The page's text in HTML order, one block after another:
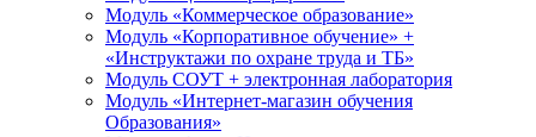
Модуль «Коммерческое образование»
Модуль «Корпоративное обучение» +
«Инструктажи по охране труда и ТБ»
Модуль СОУТ + электронная лаборатория
Модуль «Интернет-магазин обучения
Образования»